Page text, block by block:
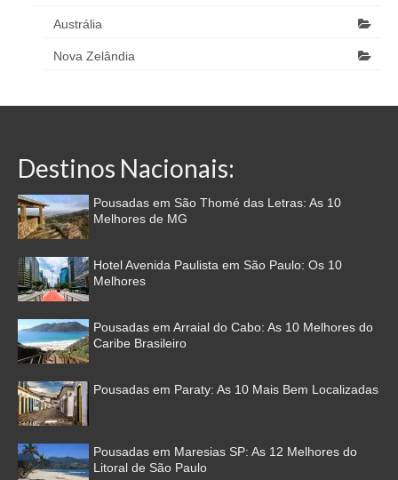
Austrália
Nova Zelândia
Destinos Nacionais:
Pousadas em São Thomé das Letras: As 10
Melhores de MG
Hotel Avenida Paulista em São Paulo: Os 10
Melhores
Pousadas em Arraial do Cabo: As 10 Melhores do
Caribe Brasileiro
Pousadas em Paraty: As 10 Mais Bem Localizadas
Pousadas em Maresias SP: As 12 Melhores do
Litoral de São Paulo